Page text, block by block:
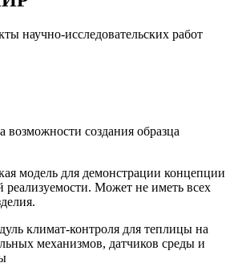
научно-исследовательских работ
возможности создания образца
модель для демонстрации концепции
реализуемости. Может не иметь всех
климат-контроля для теплицы на
механизмов, датчиков среды и